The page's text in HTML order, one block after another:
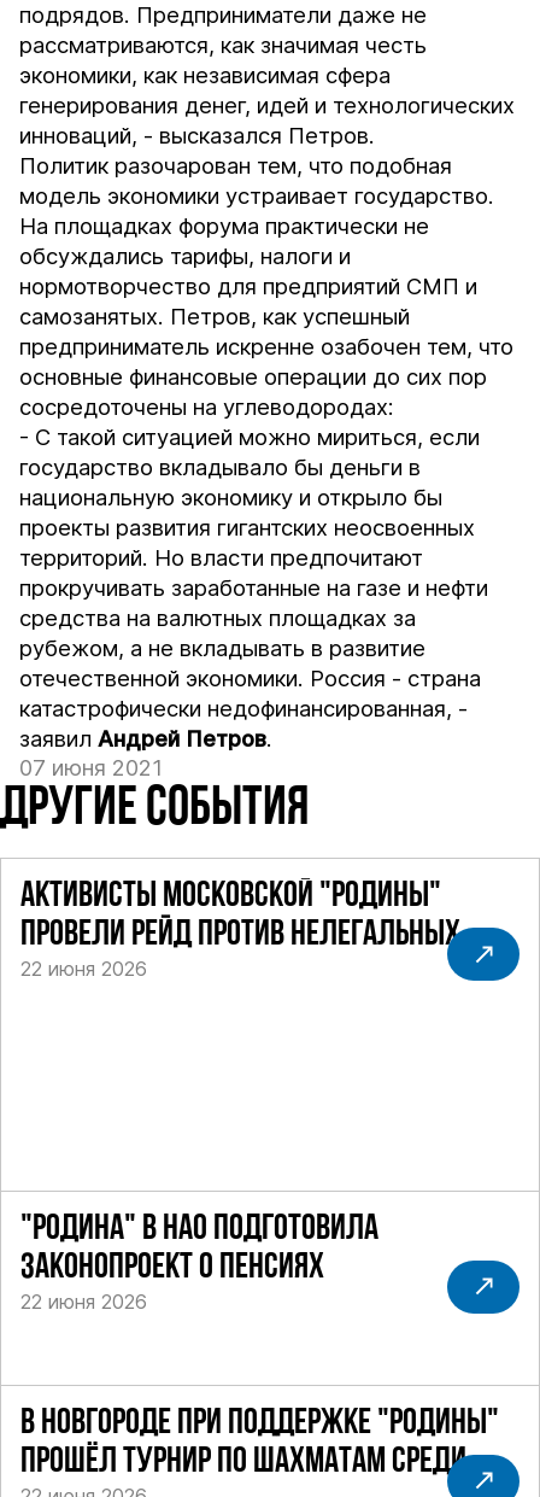
подрядов. Предприниматели даже не
рассматриваются, как значимая честь
экономики, как независимая сфера
генерирования денег, идей и технологических
инноваций, - высказался Петров.
Политик разочарован тем, что подобная
модель экономики устраивает государство.
На площадках форума практически не
обсуждались тарифы, налоги и
нормотворчество для предприятий СМП и
самозанятых. Петров, как успешный
предприниматель искренне озабочен тем, что
основные финансовые операции до сих пор
сосредоточены на углеводородах:
- С такой ситуацией можно мириться, если
государство вкладывало бы деньги в
национальную экономику и открыло бы
проекты развития гигантских неосвоенных
территорий. Но власти предпочитают
прокручивать заработанные на газе и нефти
средства на валютных площадках за
рубежом, а не вкладывать в развитие
отечественной экономики. Россия - страна
катастрофически недофинансированная, -
заявилАндрей Петров.
07 июня 2021
ДРУГИЕ СОБЫТИЯ
АКТИВИСТЫ МОСКОВСКОЙ "РОДИНЫ"
ПРОВЕЛИ РЕЙД ПРОТИВ НЕЛЕГАЛЬНЫХ
ТАКСИ
22 июня 2026
"РОДИНА" В НАО ПОДГОТОВИЛА
ЗАКОНОПРОЕКТ О ПЕНСИЯХ
22 июня 2026
В НОВГОРОДЕ ПРИ ПОДДЕРЖКЕ "РОДИНЫ"
ПРОШЁЛ ТУРНИР ПО ШАХМАТАМ СРЕДИ